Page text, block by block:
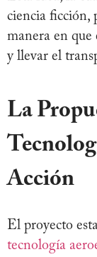
ciencia ficción,
manera en que
y llevar el
La
Acción
El proyecto
tecnología